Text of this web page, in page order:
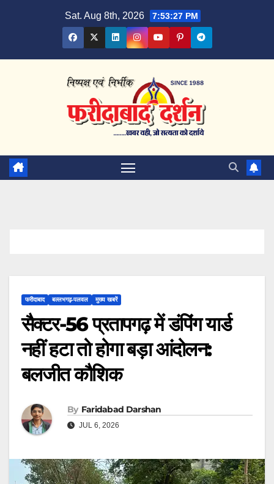
Sat. Aug 8th, 2026 7:53:28 PM
फरीदाबाद बल्लभगढ़़-पलवल मुख्य खबरें
सैक्टर-56 प्रतापगढ़ में डंपिंग यार्ड
नहीं हटा तो होगा बड़ा आंदोलन:
बलजीत कौशिक
By Faridabad Darshan
JUL 6, 2026